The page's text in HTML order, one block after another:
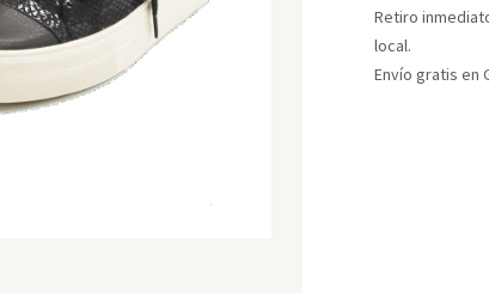
Retiro
local.
Envío gratis en